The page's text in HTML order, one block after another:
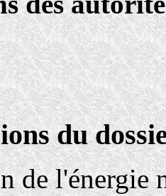
du
de l'énergie